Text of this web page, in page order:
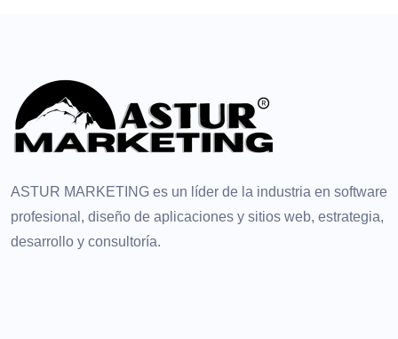
ASTUR MARKETING es un líder de la industria en software
profesional, diseño de aplicaciones y sitios web, estrategia,
desarrollo y consultoría.